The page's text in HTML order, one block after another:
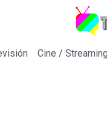
Cine / Streaming